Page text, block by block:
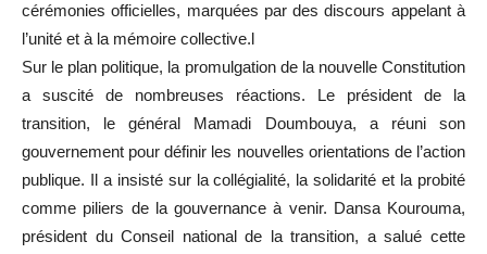
cérémonies officielles, marquées par des discours appelant à
l’unité et à la mémoire collective.l
Sur le plan politique, la promulgation de la nouvelle Constitution
a suscité de nombreuses réactions. Le président de la
transition, le général Mamadi Doumbouya, a réuni son
gouvernement pour définir les nouvelles orientations de l’action
publique. Il a insisté sur la collégialité, la solidarité et la probité
comme piliers de la gouvernance à venir. Dansa Kourouma,
président du Conseil national de la transition, a salué cette